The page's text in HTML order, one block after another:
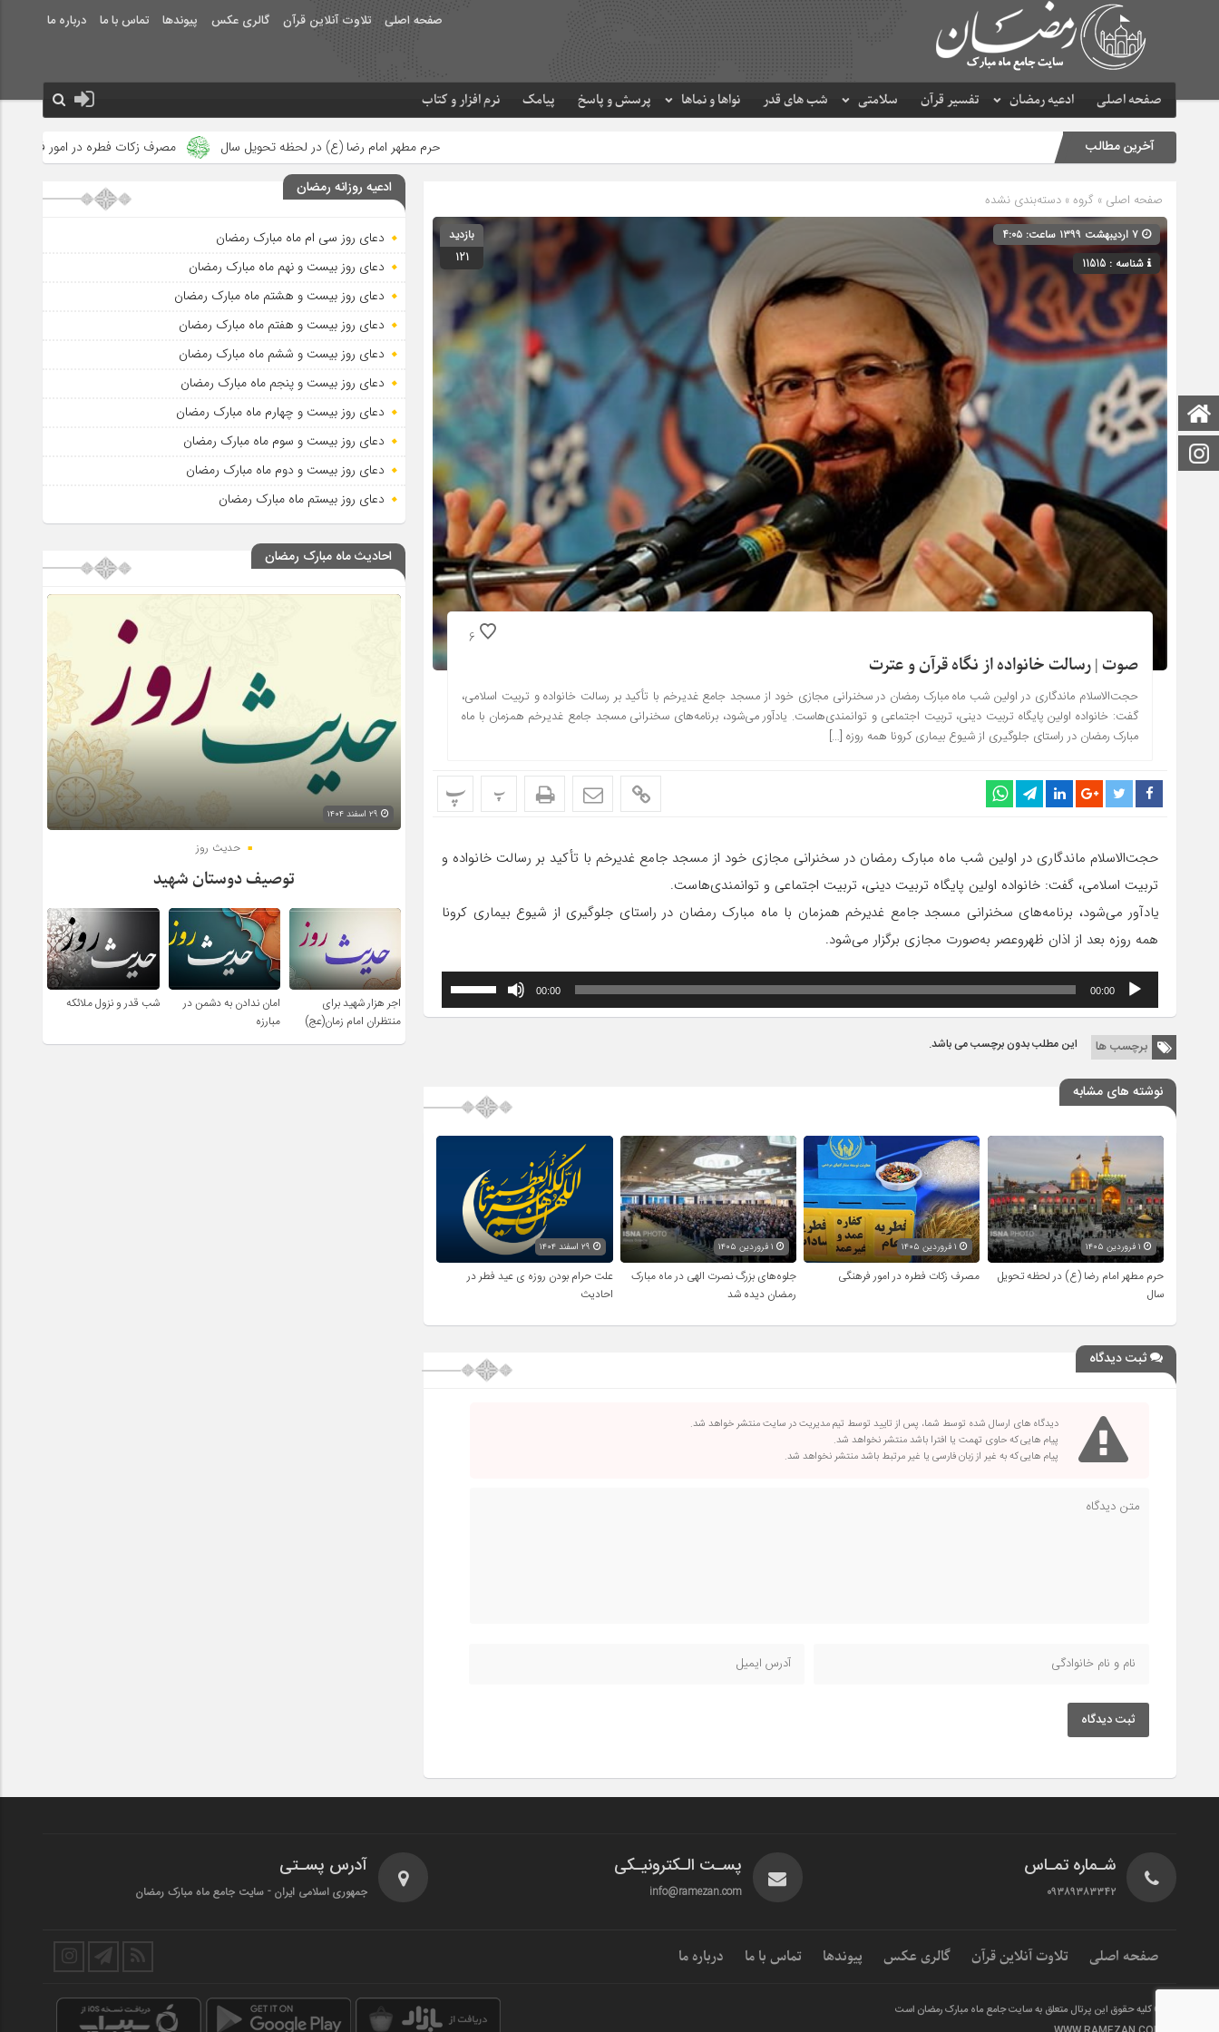
صفحه اصلی تلاوت آنلاین قرآن گالری عکس پیوندها تماس با ما درباره ما
صفحه اصلی ادعیه رمضان تفسیر قرآن سلامتی شب های قدر نواها و نماها پرسش و پاسخ پیامک نرم افزار و کتاب
صفحه اصلی
اینستاگرام
آخرین مطالب حرم مطهر امام رضا (ع) در لحظه تحویل سال مصرف زکات فطره در امور فرهنگی جلوه‌های بزرگ
صفحه اصلی » گروه » دسته‌بندی نشده
شناسه : 11515
بازدید
121
6
صوت | رسالت خانواده از نگاه قرآن و عترت
حجت‌الاسلام ماندگاری در اولین شب ماه مبارک رمضان در سخنرانی مجازی خود از مسجد جامع غدیرخم با تأکید بر رسالت خانواده و تربیت اسلامی،
گفت: خانواده اولین پایگاه تربیت دینی، تربیت اجتماعی و توانمندی‌هاست. یادآور می‌شود، برنامه‌های سخنرانی مسجد جامع غدیرخم همزمان با ماه
مبارک رمضان در راستای جلوگیری از شیوع بیماری کرونا همه روزه […]
پ پ
حجت‌الاسلام ماندگاری در اولین شب ماه مبارک رمضان در سخنرانی مجازی خود از مسجد جامع غدیرخم با تأکید بر رسالت خانواده و
تربیت اسلامی، گفت: خانواده اولین پایگاه تربیت دینی، تربیت اجتماعی و توانمندی‌هاست.
یادآور می‌شود، برنامه‌های سخنرانی مسجد جامع غدیرخم همزمان با ماه مبارک رمضان در راستای جلوگیری از شیوع بیماری کرونا
همه روزه بعد از اذان ظهر‌وعصر به‌صورت مجازی برگزار می‌شود.
پخش‌کننده
صوت
00:00
00:00
افزایش
یا
و
استفاده
برچسب ها این مطلب بدون برچسب می باشد.
نوشته های مشابه
حرم مطهر امام رضا (ع) در لحظه تحویل
سال
۱ فروردین ۱۴۰۵
مصرف زکات فطره در امور فرهنگی
جلوه‌های بزرگ نصرت الهی در ماه مبارک
رمضان دیده شد
علت حرام بودن روزه ی عید فطر در
احادیث
ثبت دیدگاه
دیدگاه های ارسال شده توسط شما، پس از تایید توسط تیم مدیریت در سایت منتشر خواهد شد.
پیام هایی که حاوی تهمت یا افترا باشد منتشر نخواهد شد.
پیام هایی که به غیر از زبان فارسی یا غیر مرتبط باشد منتشر نخواهد شد.
ثبت دیدگاه
ادعیه روزانه رمضان
دعای روز سی ام ماه مبارک رمضان
دعای روز بیست و نهم ماه مبارک رمضان
دعای روز بیست و هشتم ماه مبارک رمضان
دعای روز بیست و هفتم ماه مبارک رمضان
دعای روز بیست و ششم ماه مبارک رمضان
دعای روز بیست و پنجم ماه مبارک رمضان
دعای روز بیست و چهارم ماه مبارک رمضان
دعای روز بیست و سوم ماه مبارک رمضان
دعای روز بیست و دوم ماه مبارک رمضان
دعای روز بیستم ماه مبارک رمضان
احادیث ماه مبارک رمضان
حدیث روز
توصیف دوستان شهید
اجر هزار شهید برای
منتظران امام زمان(عج)
امان ندادن به دشمن در
مبارزه
شب قدر و نزول ملائکه
شـماره تمـاس
۰۹۳۸۹۳۸۳۳۴۲
پسـت الـکترونیـکی
info@ramezan.com
آدرس پسـتی
جمهوری اسلامی ایران - سایت جامع ماه مبارک رمضان
صفحه اصلی تلاوت آنلاین قرآن گالری عکس پیوندها تماس با ما درباره ما
© کلیه حقوق این پرتال متعلق به سایت جامع ماه مبارک رمضان است